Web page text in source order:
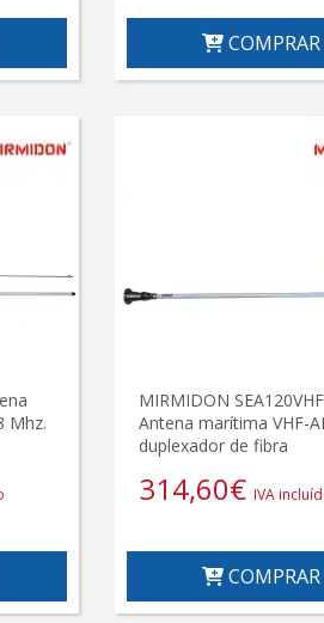
COMPRAR
Mhz.
MIRMIDON
Antena marítima VHF-
duplexador de fibra
314,60€ IVA
COMPRAR